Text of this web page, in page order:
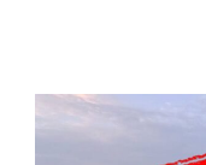
सावेडी
जमीनप्रकरणात